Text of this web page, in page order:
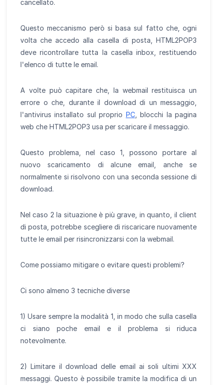
cancellato.
Questo meccanismo però si basa sul fatto che, ogni
volta che accedo alla casella di posta, HTML2POP3
deve ricontrollare tutta la casella inbox, restituendo
l'elenco di tutte le email.
A volte può capitare che, la webmail restituisca un
errore o che, durante il download di un messaggio,
l'antivirus installato sul proprio PC, blocchi la pagina
web che HTML2POP3 usa per scaricare il messaggio.
Questo problema, nel caso 1, possono portare al
nuovo scaricamento di alcune email, anche se
normalmente si risolvono con una seconda sessione di
download.
Nel caso 2 la situazione è più grave, in quanto, il client
di posta, potrebbe scegliere di riscaricare nuovamente
tutte le email per risincronizzarsi con la webmail.
Come possiamo mitigare o evitare questi problemi?
Ci sono almeno 3 tecniche diverse
1) Usare sempre la modalità 1, in modo che sulla casella
ci siano poche email e il problema si riduca
notevolmente.
2) Limitare il download delle email ai soli ultimi XXX
messaggi. Questo è possibile tramite la modifica di un